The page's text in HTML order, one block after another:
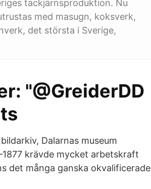
tackjärnsproduktion. Nu
med masugn, koksverk,
det största i Sverige,
"@GreiderDD
Dalarnas museum
krävde mycket arbetskraft
det många ganska okvalificerade